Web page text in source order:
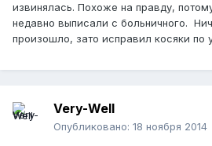
извинялась. Похоже на правду,
недавно выписали с больничного.
произошло, зато исправил косяки по
Very-Well
Опубликовано: 18 ноября 2014